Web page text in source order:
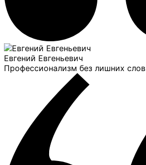
Евгений Евгеньевич
Профессионализм без лишних слов